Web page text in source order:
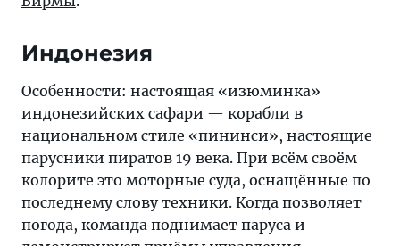
Индонезия
Особенности: настоящая «изюминка»
индонезийских сафари — корабли в
национальном стиле «пининси», настоящие
парусники пиратов 19 века. При всём своём
колорите это моторные суда, оснащённые по
последнему слову техники. Когда позволяет
погода, команда поднимает паруса и